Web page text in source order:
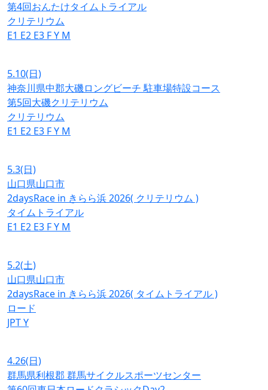
第4回おんたけタイムトライアル
クリテリウム
E1 E2 E3 FY M
5.10(日)
神奈川県中郡大磯ロングビーチ 駐車場特設コース
第5回大磯クリテリウム
クリテリウム
E1 E2 E3 FY M
5.3(日)
山口県山口市
2daysRace in きらら浜 2026( クリテリウム )
タイムトライアル
E1 E2 E3 FY M
5.2(土)
山口県山口市
2daysRace in きらら浜 2026( タイムトライアル )
ロード
JPTY
4.26(日)
群馬県利根郡 群馬サイクルスポーツセンター